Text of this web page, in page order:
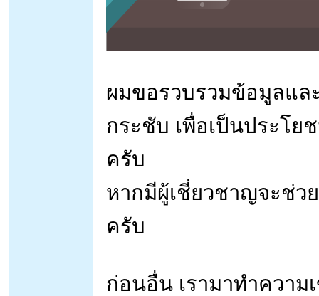
ผมขอรวบรวมข้อมูลแล
กระชับ เพื่อเป็นประโ
ครับ
หากมีผู้เชี่ยวชาญจะช่ว
ครับ
ก่อนอื่น เรามาทำความ